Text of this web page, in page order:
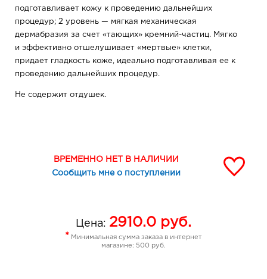
подготавливает кожу к проведению дальнейших
процедур; 2 уровень — мягкая механическая
дермабразия за счет «тающих» кремний-частиц. Мягко
и эффективно отшелушивает «мертвые» клетки,
придает гладкость коже, идеально подготавливая ее к
проведению дальнейших процедур.
Не содержит отдушек.
ВРЕМЕННО НЕТ В НАЛИЧИИ
Сообщить мне о поступлении
Цена: 2910.0 руб.
* Минимальная сумма заказа в интернет
магазине: 500 руб.